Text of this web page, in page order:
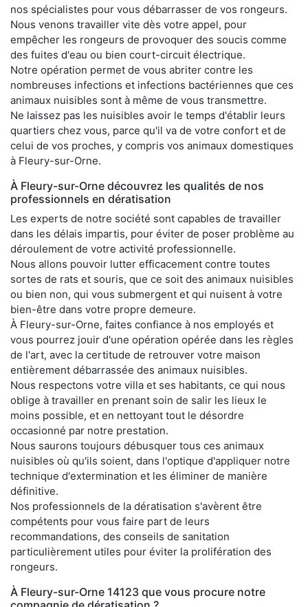
nos spécialistes pour vous débarrasser de vos rongeurs.
Nous venons travailler vite dès votre appel, pour
empêcher les rongeurs de provoquer des soucis comme
des fuites d'eau ou bien court-circuit électrique.
Notre opération permet de vous abriter contre les
nombreuses infections et infections bactériennes que ces
animaux nuisibles sont à même de vous transmettre.
Ne laissez pas les nuisibles avoir le temps d'établir leurs
quartiers chez vous, parce qu'il va de votre confort et de
celui de vos proches, y compris vos animaux domestiques
à Fleury-sur-Orne.
À Fleury-sur-Orne découvrez les qualités de nos
professionnels en dératisation
Les experts de notre société sont capables de travailler
dans les délais impartis, pour éviter de poser problème au
déroulement de votre activité professionnelle.
Nous allons pouvoir lutter efficacement contre toutes
sortes de rats et souris, que ce soit des animaux nuisibles
ou bien non, qui vous submergent et qui nuisent à votre
bien-être dans votre propre demeure.
À Fleury-sur-Orne, faites confiance à nos employés et
vous pourrez jouir d'une opération opérée dans les règles
de l'art, avec la certitude de retrouver votre maison
entièrement débarrassée des animaux nuisibles.
Nous respectons votre villa et ses habitants, ce qui nous
oblige à travailler en prenant soin de salir les lieux le
moins possible, et en nettoyant tout le désordre
occasionné par notre prestation.
Nous saurons toujours débusquer tous ces animaux
nuisibles où qu'ils soient, dans l'optique d'appliquer notre
technique d'extermination et les éliminer de manière
définitive.
Nos professionnels de la dératisation s'avèrent être
compétents pour vous faire part de leurs
recommandations, des conseils de sanitation
particulièrement utiles pour éviter la prolifération des
rongeurs.
À Fleury-sur-Orne 14123 que vous procure notre